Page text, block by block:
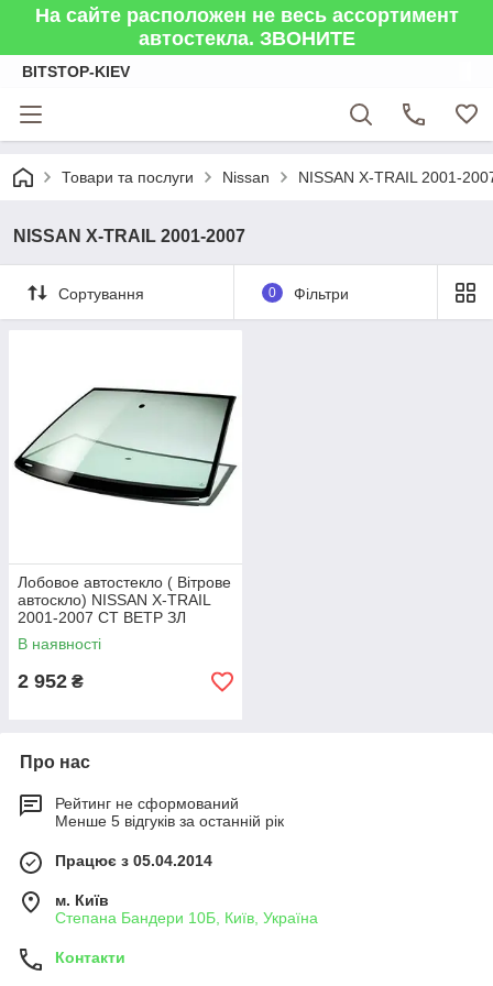
На сайте расположен не весь ассортимент
автостекла. ЗВОНИТЕ
BITSTOP-KIEV
Товари та послуги Nissan NISSAN X-TRAIL 2001-
NISSAN X-TRAIL 2001-2007
Сортування 0 Фільтри
Лобовое автостекло ( Вітрове
автоскло) NISSAN X-TRAIL
2001-2007 СТ ВЕТР ЗЛ
В наявності
2 952 ₴
Про нас
Рейтинг не сформований
Менше 5 відгуків за останній рік
Працює з 05.04.2014
м. Київ
Степана Бандери 10Б, Київ, Україна
Контакти